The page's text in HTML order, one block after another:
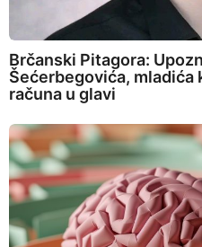
Brčanski Pitagora:
Šećerbegovića,
računa u glavi